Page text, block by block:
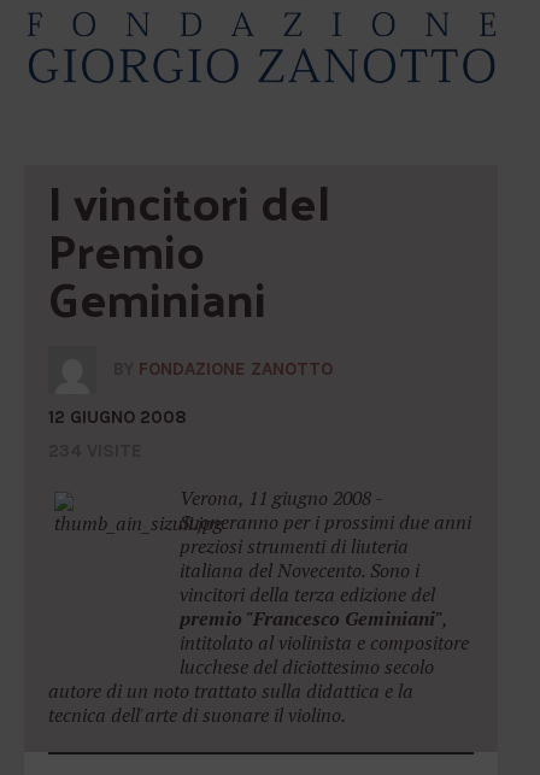
I vincitori del
Premio
Geminiani
FONDAZIONE ZANOTTO
12 GIUGNO 2008
Verona, 11 giugno 2008 -
Suoneranno per i prossimi due anni
preziosi strumenti di liuteria
italiana del Novecento. Sono i
vincitori della terza edizione del
premio "Francesco Geminiani",
intitolato al violinista e compositore
lucchese del diciottesimo secolo
autore di un noto trattato sulla didattica e la
tecnica dell'arte di suonare il violino.